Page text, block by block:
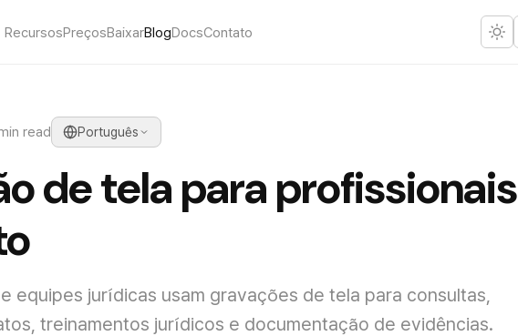
RecursosPreçosBaixarBlogDocsContato
read Português
de tela para profissionais
equipes jurídicas usam gravações de tela para consultas,
treinamentos jurídicos e documentação de evidências.